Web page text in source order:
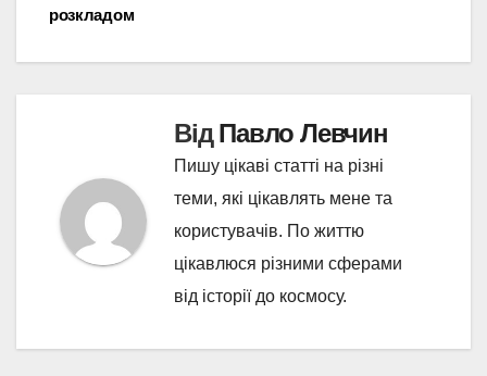
розкладом
ВідПавло Левчин
Пишу цікаві статті на різні
теми, які цікавлять мене та
користувачів. По життю
цікавлюся різними сферами
від історії до космосу.